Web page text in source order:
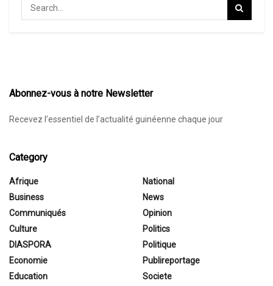
Abonnez-vous à notre Newsletter
Recevez l’essentiel de l’actualité guinéenne chaque jour
Category
Afrique
Business
Communiqués
Culture
DIASPORA
Economie
Education
National
News
Opinion
Politics
Politique
Publireportage
Societe